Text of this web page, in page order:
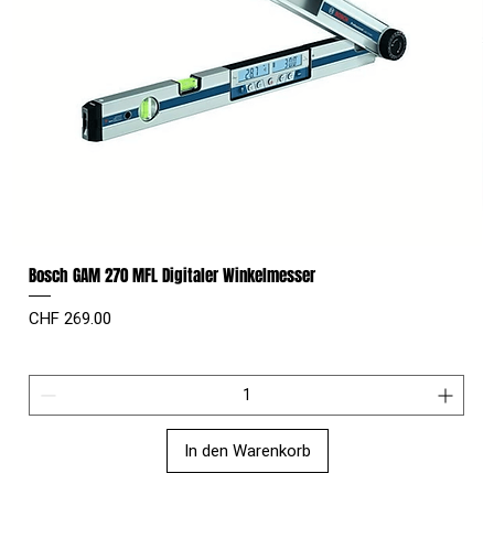
Bosch GAM 270 MFL Digitaler Winkelmesser
Preis
CHF 269.00
In den Warenkorb